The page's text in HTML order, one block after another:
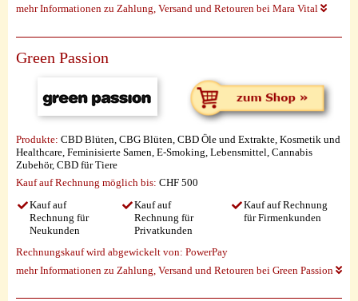
mehr Informationen zu Zahlung, Versand und Retouren bei Mara Vital
Green Passion
Produkte: CBD Blüten, CBG Blüten, CBD Öle und Extrakte, Kosmetik und
Healthcare, Feminisierte Samen, E-Smoking, Lebensmittel, Cannabis
Zubehör, CBD für Tiere
Kauf auf Rechnung möglich bis: CHF 500
Kauf auf
Rechnung für
Neukunden
Kauf auf
Rechnung für
Privatkunden
Kauf auf Rechnung
für Firmenkunden
Rechnungskauf wird abgewickelt von: PowerPay
mehr Informationen zu Zahlung, Versand und Retouren bei Green Passion